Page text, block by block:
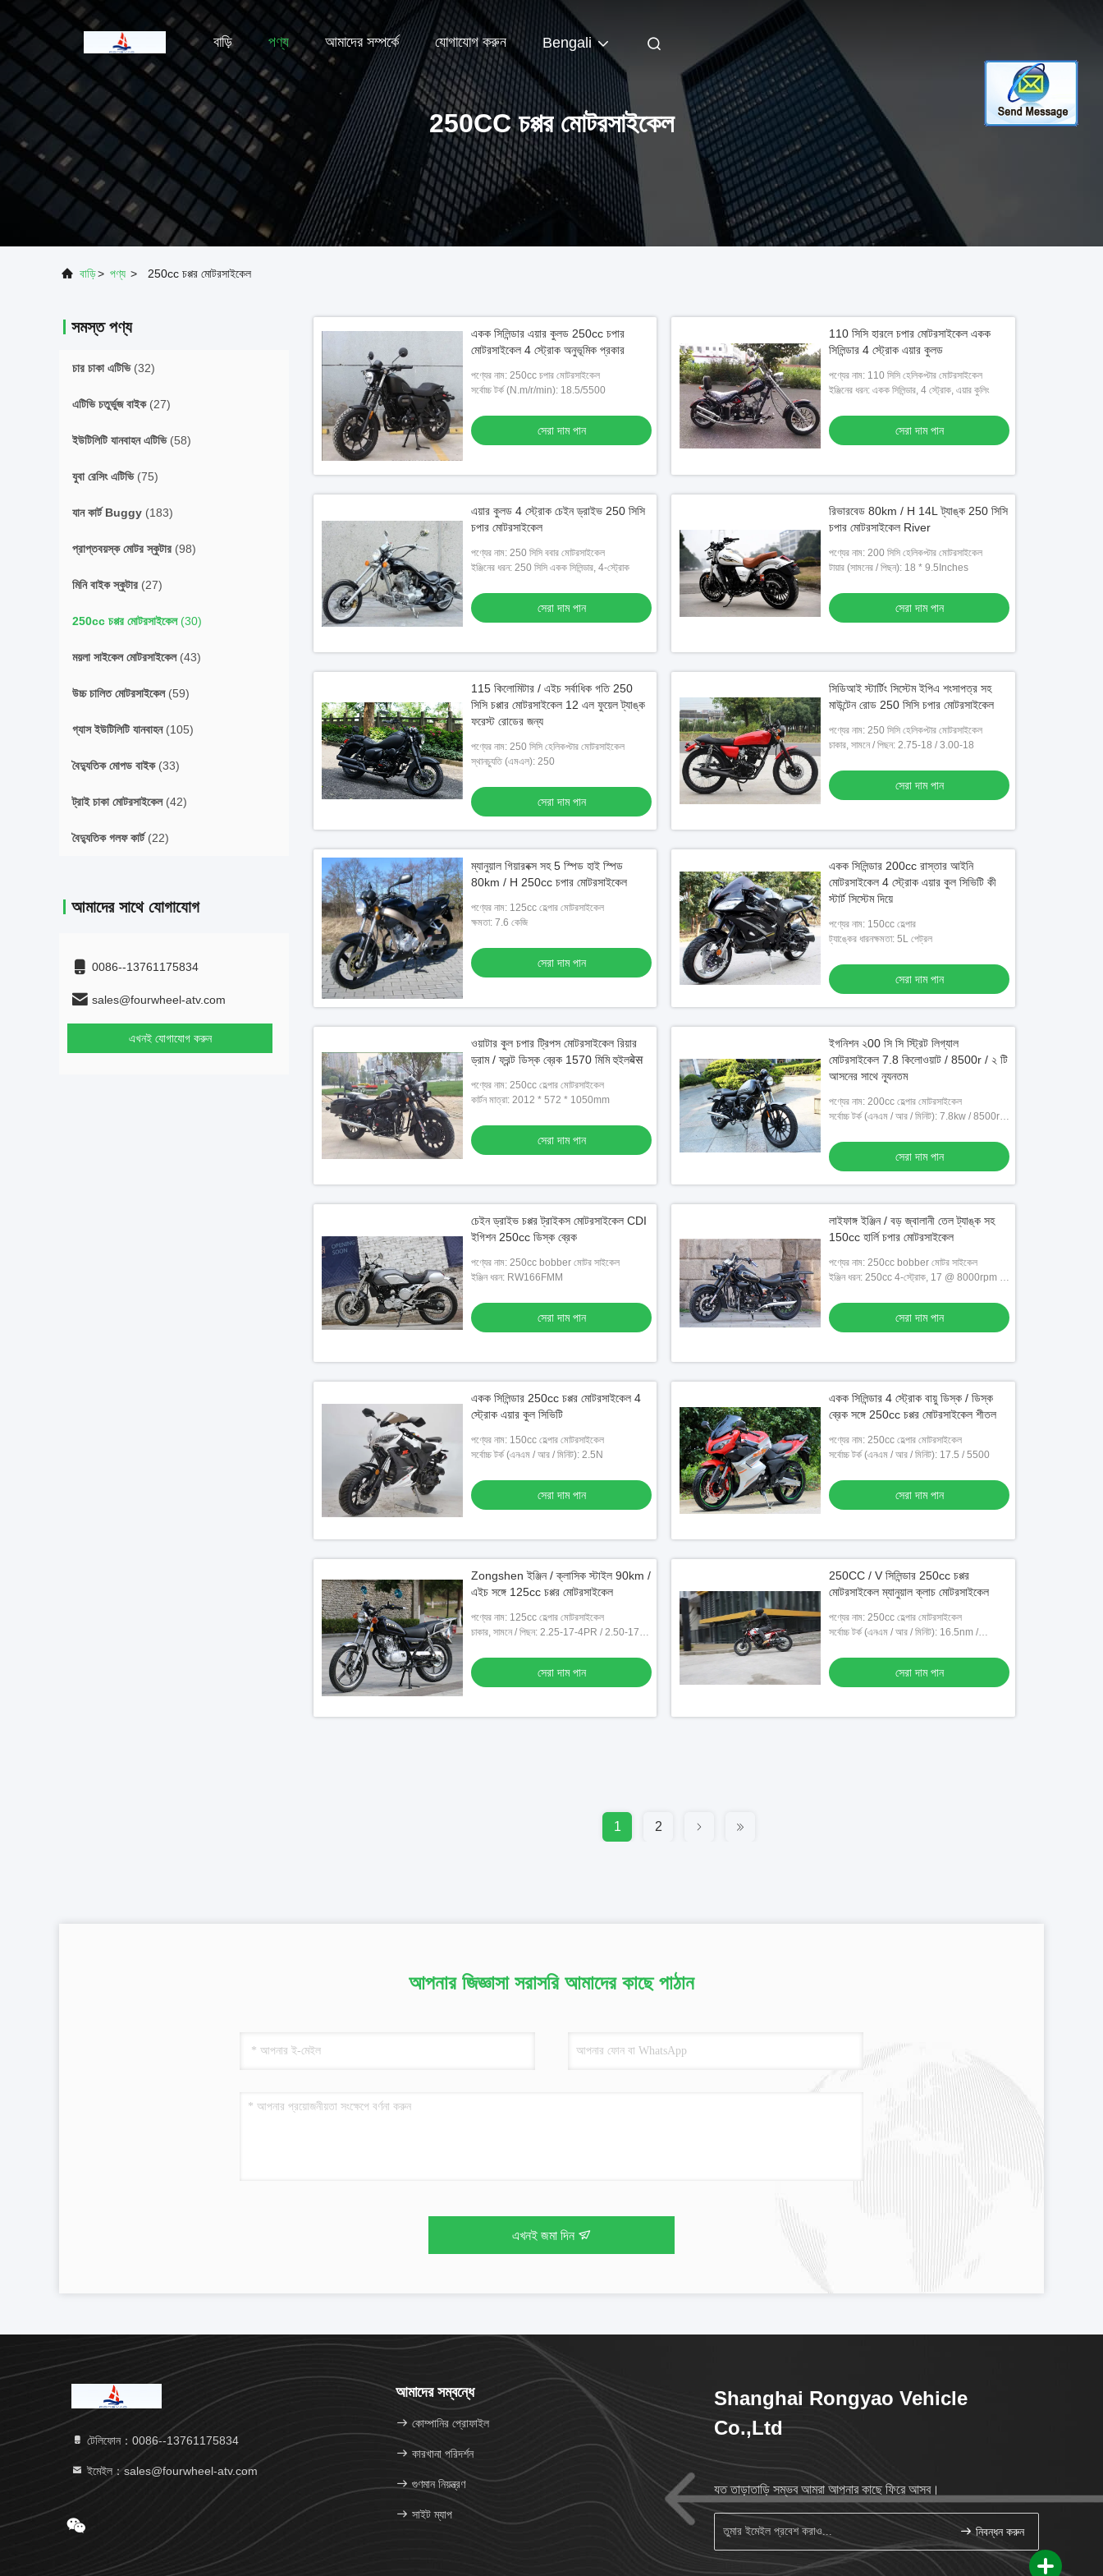
বাড়ি পণ্য আমাদের সম্পর্কে যোগাযোগ করুন Bengali
250CC চপ্পর মোটরসাইকেল
বাড়ি> পণ্য > 250cc চপ্পর মোটরসাইকেল
সমস্ত পণ্য
চার চাকা এটিভি(32)
এটিভি চতুর্ভুজ বাইক(27)
ইউটিলিটি যানবাহন এটিভি(58)
যুবা রেসিং এটিভি(75)
যান কার্ট Buggy (183)
প্রাপ্তবয়স্ক মোটর স্কুটার (98)
মিনি বাইক স্কুটার (27)
250cc চপ্পর মোটরসাইকেল(30)
ময়লা সাইকেল মোটরসাইকেল(43)
উচ্চ চালিত মোটরসাইকেল(59)
গ্যাস ইউটিলিটি যানবাহন(105)
বৈদ্যুতিক মোপড বাইক(33)
ট্রাই চাকা মোটরসাইকেল(42)
বৈদ্যুতিক গলফ কার্ট(22)
আমাদের সাথে যোগাযোগ
0086--13761175834
sales@fourwheel-atv.com
এখনই যোগাযোগ করুন
একক সিলিন্ডার এয়ার কুলড 250cc চপার
মোটরসাইকেল 4 স্ট্রোক অনুভূমিক প্রকার
পণ্যের নাম: 250cc চপার মোটরসাইকেল
সর্বোচ্চ টর্ক (N.m/r/min): 18.5/5500
সেরা দাম পান
110 সিসি হারলে চপার মোটরসাইকেল একক
সিলিন্ডার 4 স্ট্রোক এয়ার কুলড
পণ্যের নাম: 110 সিসি হেলিকপ্টার মোটরসাইকেল
ইঞ্জিনের ধরন: একক সিলিন্ডার, 4 স্ট্রোক, এয়ার কুলিং
সেরা দাম পান
এয়ার কুলড 4 স্ট্রোক চেইন ড্রাইভ 250 সিসি
চপার মোটরসাইকেল
পণ্যের নাম: 250 সিসি ববার মোটরসাইকেল
ইঞ্জিনের ধরন: 250 সিসি একক সিলিন্ডার, 4-স্ট্রোক
সেরা দাম পান
রিভারবেড 80km / H 14L ট্যাঙ্ক 250 সিসি
চপার মোটরসাইকেল River
পণ্যের নাম: 200 সিসি হেলিকপ্টার মোটরসাইকেল
টায়ার (সামনের / পিছন): 18 * 9.5Inches
সেরা দাম পান
115 কিলোমিটার / এইচ সর্বাধিক গতি 250
সিসি চপ্পার মোটরসাইকেল 12 এল ফুয়েল ট্যাঙ্ক
ফরেস্ট রোডের জন্য
পণ্যের নাম: 250 সিসি হেলিকপ্টার মোটরসাইকেল
স্থানচ্যুতি (এমএল): 250
সেরা দাম পান
সিডিআই স্টার্টিং সিস্টেম ইপিএ শংসাপত্র সহ
মাউন্টেন রোড 250 সিসি চপার মোটরসাইকেল
পণ্যের নাম: 250 সিসি হেলিকপ্টার মোটরসাইকেল
চাকার, সামনে / পিছন: 2.75-18 / 3.00-18
সেরা দাম পান
ম্যানুয়াল গিয়ারবক্স সহ 5 স্পিড হাই স্পিড
80km / H 250cc চপার মোটরসাইকেল
পণ্যের নাম: 125cc হেল্পার মোটরসাইকেল
ক্ষমতা: 7.6 কেজি
সেরা দাম পান
একক সিলিন্ডার 200cc রাস্তার আইনি
মোটরসাইকেল 4 স্ট্রোক এয়ার কুল সিভিটি কী
স্টার্ট সিস্টেম দিয়ে
পণ্যের নাম: 150cc হেল্পার
ট্যাঙ্কের ধারনক্ষমতা: 5L পেট্রল
সেরা দাম পান
ওয়াটার কুল চপার ট্রিপস মোটরসাইকেল রিয়ার
ড্রাম / ফ্রন্ট ডিস্ক ব্রেক 1570 মিমি হুইলबेस
পণ্যের নাম: 250cc হেল্পার মোটরসাইকেল
কার্টন মাত্রা: 2012 * 572 * 1050mm
সেরা দাম পান
ইগনিশন ২00 সি সি স্ট্রিট লিগ্যাল
মোটরসাইকেল 7.8 কিলোওয়াট / 8500r / ২ টি
আসনের সাথে ন্যূনতম
পণ্যের নাম: 200cc হেল্পার মোটরসাইকেল
সর্বোচ্চ টর্ক (এনএম / আর / মিনিট): 7.8kw / 8500r /
সেরা দাম পান
চেইন ড্রাইভ চপ্পর ট্রাইকস মোটরসাইকেল CDI
ইগিশন 250cc ডিস্ক ব্রেক
পণ্যের নাম: 250cc bobber মোটর সাইকেল
ইঞ্জিন ধরন: RW166FMM
সেরা দাম পান
লাইফাঙ্গ ইঞ্জিন / বড় জ্বালানী তেল ট্যাঙ্ক সহ
150cc হার্লি চপার মোটরসাইকেল
পণ্যের নাম: 250cc bobber মোটর সাইকেল
ইঞ্জিন ধরন: 250cc 4-স্ট্রোক, 17 @ 8000rpm হর্স
সেরা দাম পান
একক সিলিন্ডার 250cc চপ্পর মোটরসাইকেল 4
স্ট্রোক এয়ার কুল সিভিটি
পণ্যের নাম: 150cc হেল্পার মোটরসাইকেল
সর্বোচ্চ টর্ক (এনএম / আর / মিনিট): 2.5N
সেরা দাম পান
একক সিলিন্ডার 4 স্ট্রোক বায়ু ডিস্ক / ডিস্ক
ব্রেক সঙ্গে 250cc চপ্পর মোটরসাইকেল শীতল
পণ্যের নাম: 250cc হেল্পার মোটরসাইকেল
সর্বোচ্চ টর্ক (এনএম / আর / মিনিট): 17.5 / 5500
সেরা দাম পান
Zongshen ইঞ্জিন / ক্লাসিক স্টাইল 90km /
এইচ সঙ্গে 125cc চপ্পর মোটরসাইকেল
পণ্যের নাম: 125cc হেল্পার মোটরসাইকেল
চাকার, সামনে / পিছন: 2.25-17-4PR / 2.50-17-
সেরা দাম পান
250CC / V সিলিন্ডার 250cc চপ্পর
মোটরসাইকেল ম্যানুয়াল ক্লাচ মোটরসাইকেল
পণ্যের নাম: 250cc হেল্পার মোটরসাইকেল
সর্বোচ্চ টর্ক (এনএম / আর / মিনিট): 16.5nm /
সেরা দাম পান
1 2
আপনার জিজ্ঞাসা সরাসরি আমাদের কাছে পাঠান
এখনই জমা দিন
টেলিফোন：0086--13761175834
ইমেইল：sales@fourwheel-atv.com
আমাদের সম্বন্ধে
কোম্পানির প্রোফাইল
কারখানা পরিদর্শন
গুণমান নিয়ন্ত্রণ
সাইট ম্যাপ
Shanghai Rongyao Vehicle
Co.,Ltd
যত তাড়াতাড়ি সম্ভব আমরা আপনার কাছে ফিরে আসব।
নিবন্ধন করুন